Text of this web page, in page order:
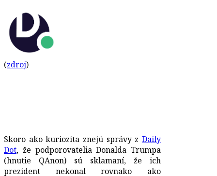
(zdroj)
Skoro ako kuriozita znejú správy z Daily
Dot, že podporovatelia Donalda Trumpa
(hnutie QAnon) sú sklamaní, že ich
prezident nekonal rovnako ako